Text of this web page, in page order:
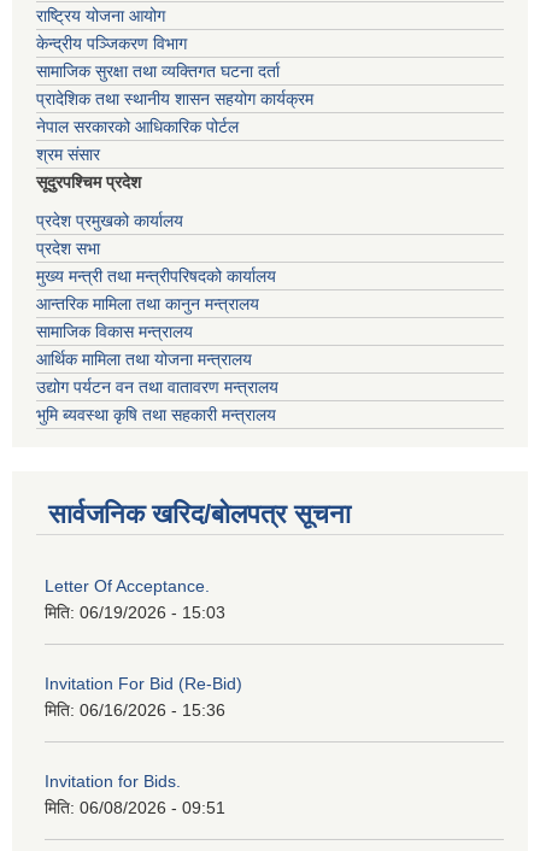
राष्ट्रिय योजना आयोग
केन्द्रीय पञ्जिकरण विभाग
सामाजिक सुरक्षा तथा व्यक्तिगत घटना दर्ता
प्रादेशिक तथा स्थानीय शासन सहयोग कार्यक्रम
नेपाल सरकारको आधिकारिक पोर्टल
श्रम संसार
सूदुरपश्चिम प्रदेश
प्रदेश प्रमुखको कार्यालय
प्रदेश सभा
मुख्य मन्त्री तथा मन्त्रीपरिषदको कार्यालय
आन्तरिक मामिला तथा कानुन मन्त्रालय
सामाजिक विकास मन्त्रालय
आर्थिक मामिला तथा योजना मन्त्रालय
उद्योग पर्यटन वन तथा वातावरण मन्त्रालय
भुमि ब्यवस्था कृषि तथा सहकारी मन्त्रालय
सार्वजनिक खरिद/बोलपत्र सूचना
Letter Of Acceptance.
मिति: 06/19/2026 - 15:03
Invitation For Bid (Re-Bid)
मिति: 06/16/2026 - 15:36
Invitation for Bids.
मिति: 06/08/2026 - 09:51